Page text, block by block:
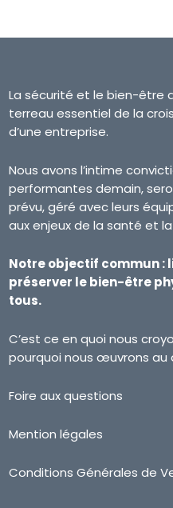
La sécurité et le bien-être
terreau essentiel de la
d’une entreprise.
Nous avons l’intime
performantes demain,
prévu, géré avec leurs
aux enjeux de la santé et
Notre objectif commun :
préserver le bien-être
tous.
C’est ce en quoi nous
pourquoi nous œuvrons au
Foire aux questions
Mention légales
Conditions Générales de